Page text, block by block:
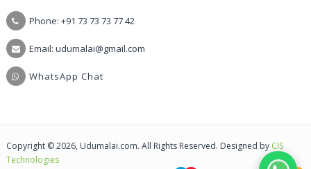
Phone: +91 73 73 73 77 42
Email: udumalai@gmail.com
WhatsApp Chat
Copyright © 2026, Udumalai.com. All Rights Reserved. Designed by CIS
Technologies